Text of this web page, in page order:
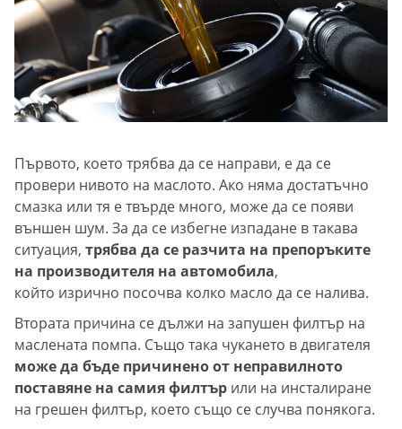
Първото, което трябва да се направи, е да се
провери нивото на маслото. Ако няма достатъчно
смазка или тя е твърде много, може да се появи
външен шум. За да се избегне изпадане в такава
ситуация, трябва да се разчита на препоръките
на производителя на автомобила,
който изрично посочва колко масло да се налива.
Втората причина се дължи на запушен филтър на
маслената помпа. Също така чукането в двигателя
може да бъде причинено от неправилното
поставяне на самия филтър или на инсталиране
на грешен филтър, което също се случва понякога.